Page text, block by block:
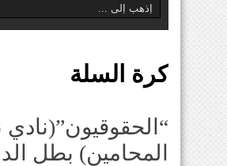
كرة السلة
“الحقوقيون”(نادي
المحامين) بطل